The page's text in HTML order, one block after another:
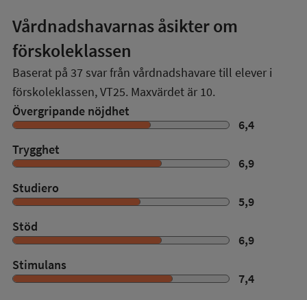
Vårdnadshavarnas åsikter om
förskoleklassen
Baserat på 37 svar från vårdnadshavare till elever i
förskoleklassen,VT25. Maxvärdet är 10.
Övergripande nöjdhet
6,4
Trygghet
6,9
Studiero
5,9
Stöd
6,9
Stimulans
7,4